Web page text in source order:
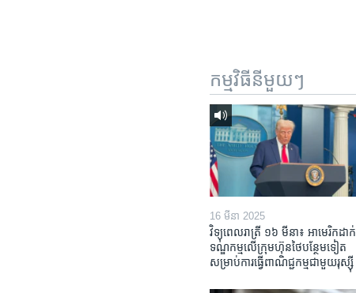
កម្មវិធី​នីមួយៗ
16 មីនា 2025
វិទ្យុពេលរាត្រី ១៦ មីនា៖ អាមេរិក​ដាក់​
ទណ្ឌកម្ម​លើ​ក្រុមហ៊ុន​ថៃ​បន្ថែម​ទៀត​
សម្រាប់​ការ​ធ្វើ​ពាណិជ្ជកម្ម​ជាមួយ​រុស្ស៊ី